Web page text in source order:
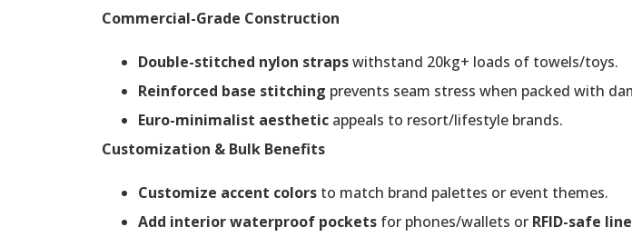
Commercial-Grade Construction
Double-stitched nylon strapswithstand 20kg+ loads of towels/toys.
Reinforced base stitching prevents seam stress when packed with
Euro-minimalist aesthetic appeals to resort/lifestyle brands.
Customization & Bulk Benefits
Customize accent colors to match brand palettes or event themes.
Add interior waterproof pockets for phones/wallets or RFID-safe